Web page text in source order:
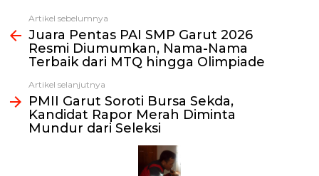
Lihat
selengkapnya
Artikel sebelumnya
Juara Pentas PAI SMP Garut 2026
Resmi Diumumkan, Nama-Nama
Terbaik dari MTQ hingga Olimpiade
Artikel selanjutnya
PMII Garut Soroti Bursa Sekda,
Kandidat Rapor Merah Diminta
Mundur dari Seleksi